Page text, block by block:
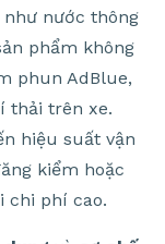
nước thông
phẩm không
phun AdBlue,
thải trên xe.
hiệu suất vận
kiểm hoặc
chi phí cao.